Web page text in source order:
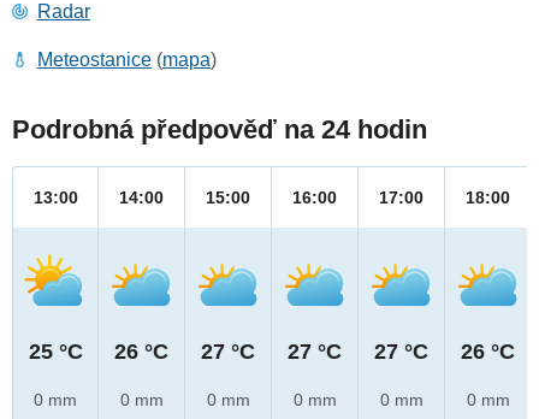
Radar
Meteostanice (mapa)
Podrobná předpověď na 24 hodin
13:00
25 °C
0 mm
14:00
26 °C
0 mm
15:00
27 °C
0 mm
16:00
27 °C
0 mm
17:00
27 °C
0 mm
18:00
26 °C
0 mm